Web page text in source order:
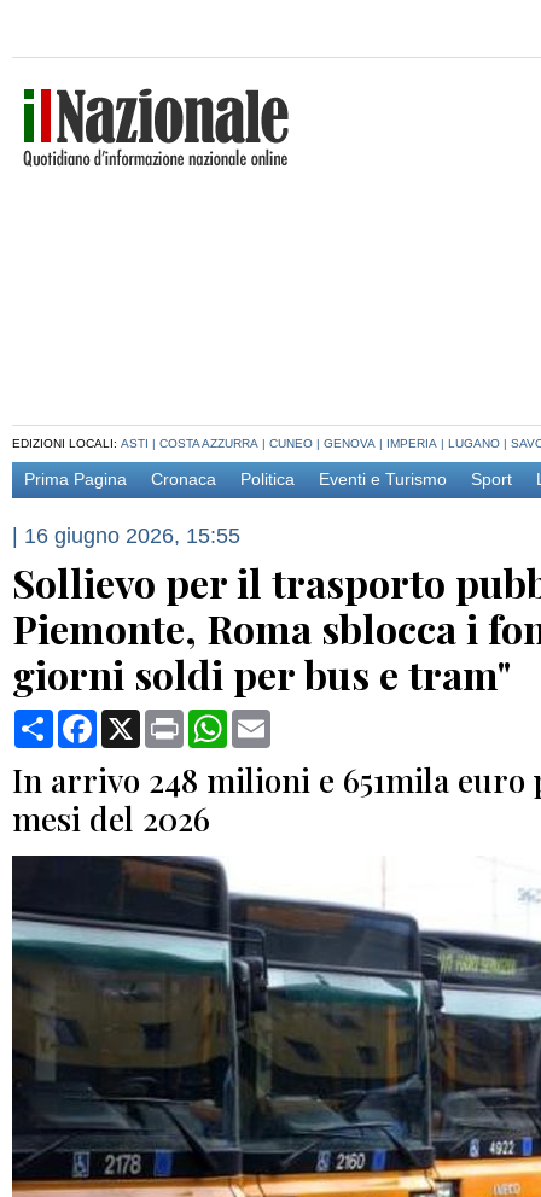
EDIZIONI LOCALI: ASTI | COSTA AZZURRA | CUNEO | GENOVA | IMPERIA | LUGANO |
Prima Pagina Cronaca Politica Eventi e Turismo Sport
| 16 giugno 2026, 15:55
Sollievo per il trasporto
Piemonte, Roma sblocca i
giorni soldi per bus e tram"
CondividiFacebook
X Print WhatsApp
In arrivo 248 milioni e 651mila
mesi del 2026